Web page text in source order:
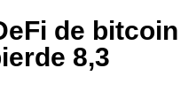
de bitcoin
8,3